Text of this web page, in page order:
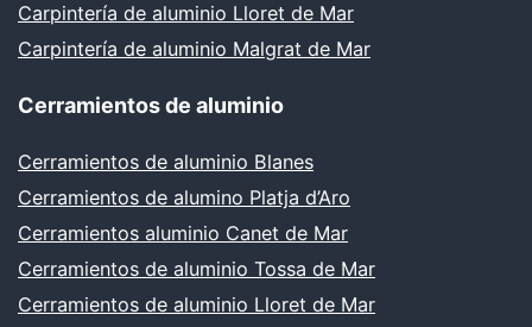
Carpintería de aluminio Lloret de Mar
Carpintería de aluminio Malgrat de Mar
Cerramientos de aluminio
Cerramientos de aluminio Blanes
Cerramientos de alumino Platja d’Aro
Cerramientos aluminio Canet de Mar
Cerramientos de aluminio Tossa de Mar
Cerramientos de aluminio Lloret de Mar